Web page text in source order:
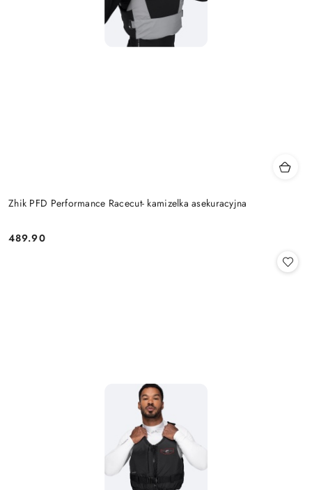
Zhik PFD Performance Racecut- kamizelka asekuracyjna
Cena:
489.90